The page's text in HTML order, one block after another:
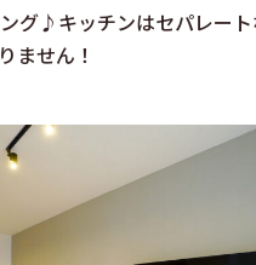
グ♪キッチンはセパレー
ません！